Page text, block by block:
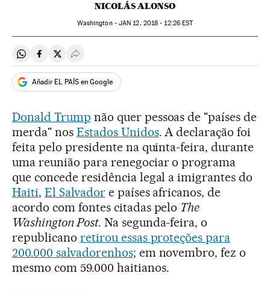
NICOLÁS ALONSO
Washington - JAN 12, 2018 - 12:26EST
Compartir en Whatsapp
Compartir en Facebook
Compartir en Twitter
Desplegar Redes Sociales
Añadir EL PAÍS en Google
Donald Trump não quer pessoas de "países de
merda" nos Estados Unidos. A declaração foi
feita pelo presidente na quinta-feira, durante
uma reunião para renegociar o programa
que concede residência legal a imigrantes do
Haiti, El Salvadore países africanos, de
acordo com fontes citadas pelo The
Washington Post. Na segunda-feira, o
republicano retirou essas proteções para
200.000 salvadorenhos; em novembro, fez o
mesmo com 59.000 haitianos.